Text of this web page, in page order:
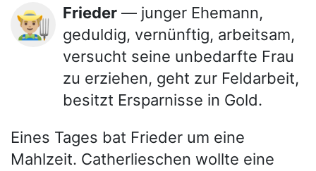
👨🏼‍🌾 Frieder — junger Ehemann,
geduldig, vernünftig, arbeitsam,
versucht seine unbedarfte Frau
zu erziehen, geht zur Feldarbeit,
besitzt Ersparnisse in Gold.
Eines Tages bat Frieder um eine
Mahlzeit. Catherlieschen wollte eine